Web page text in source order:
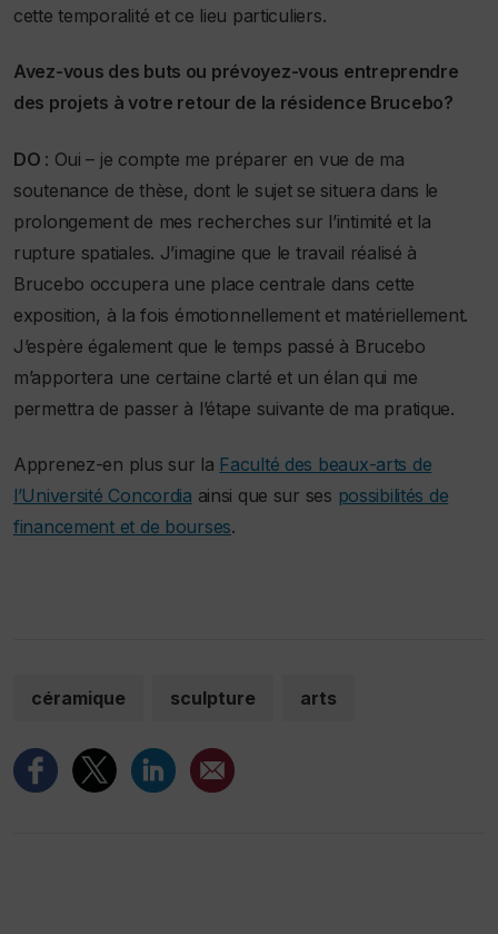
cette temporalité et ce lieu particuliers.
Avez-vous des buts ou prévoyez-vous entreprendre
des projets à votre retour de la résidence Brucebo?
DO : Oui – je compte me préparer en vue de ma
soutenance de thèse, dont le sujet se situera dans le
prolongement de mes recherches sur l’intimité et la
rupture spatiales. J’imagine que le travail réalisé à
Brucebo occupera une place centrale dans cette
exposition, à la fois émotionnellement et matériellement.
J’espère également que le temps passé à Brucebo
m’apportera une certaine clarté et un élan qui me
permettra de passer à l’étape suivante de ma pratique.
Apprenez-en plus sur la Faculté des beaux-arts de
l’Université Concordia ainsi que sur ses possibilités de
financement et de bourses.
céramique sculpture arts